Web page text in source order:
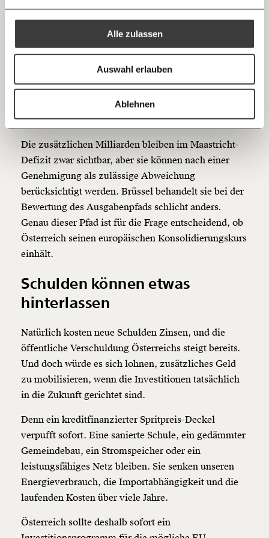
Alle zulassen
Auswahl erlauben
Ablehnen
Mehr Informationen:Datenschutz.
Anmelden
Ich spende einmalig
20€ 40€
60€ 100€
150€ €
Ich möchte meine Spende verschenken.
Du erhältst eine E-Mail mit deiner
Geschenkurkunde im PDF-Format, welche Du
kannst.
Bluesky
https://www.moment.at/story/investitionen-budget-energie-klima/
Der Spielraum beträgt höchstens 0,3 Prozent des
wären das in heutiger Größenordnung rund 3
Milliarden Euro. Österreich hat bereits eine
Ausweichklausel aktiviert - für
Verteidigungsausgaben. Die Regierung müsste eine
Erweiterung beantragen.
Die zusätzlichen Milliarden bleiben im Maastricht-
Defizit zwar sichtbar, aber sie können nach einer
Genehmigung als zulässige Abweichung
berücksichtigt werden. Brüssel behandelt sie bei der
Bewertung des Ausgabenpfads schlicht anders.
Genau dieser Pfad ist für die Frage entscheidend, ob
Österreich seinen europäischen Konsolidierungskurs
einhält.
Schulden können etwas
hinterlassen
Natürlich kosten neue Schulden Zinsen, und die
öffentliche Verschuldung Österreichs steigt bereits.
Und doch würde es sich lohnen, zusätzliches Geld
zu mobilisieren, wenn die Investitionen tatsächlich
in die Zukunft gerichtet sind.
Denn ein kreditfinanzierter Spritpreis-Deckel
verpufft sofort. Eine sanierte Schule, ein gedämmter
Gemeindebau, ein Stromspeicher oder ein
leistungsfähiges Netz bleiben. Sie senken unseren
Energieverbrauch, die Importabhängigkeit und die
laufenden Kosten über viele Jahre.
Österreich sollte deshalb sofort ein